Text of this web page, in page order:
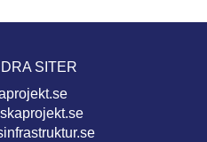
SITER